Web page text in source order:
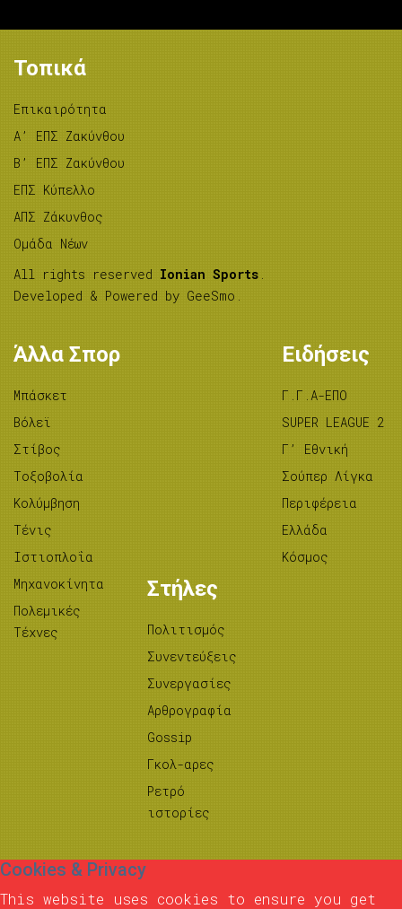
Τοπικά
Επικαιρότητα
A’ ΕΠΣ Ζακύνθου
B’ ΕΠΣ Ζακύνθου
ΕΠΣ Κύπελλο
ΑΠΣ Ζάκυνθος
Ομάδα Νέων
All rights reserved Ionian Sports .
Developed & Powered by GeeSmo .
Άλλα Σπορ
Μπάσκετ
Βόλεϊ
Στίβος
Tοξοβολία
Κολύμβηση
Τένις
Ιστιοπλοΐα
Μηχανοκίνητα
Πολεμικές
Τέχνες
Ειδήσεις
Γ.Γ.Α-ΕΠΟ
SUPER LEAGUE 2
Γ’ Εθνική
Σούπερ Λίγκα
Περιφέρεια
Ελλάδα
Κόσμος
Στήλες
Πολιτισμός
Συνεντεύξεις
Συνεργασίες
Αρθρογραφία
Gossip
Γκολ-αρες
Ρετρό
ιστορίες
Cookies & Privacy
This website uses cookies to ensure you get